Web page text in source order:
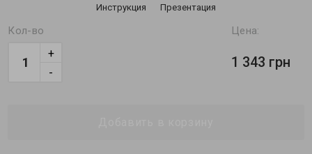
Инструкция Презентация
Кол-во
-
+
Цена:
1 343 грн